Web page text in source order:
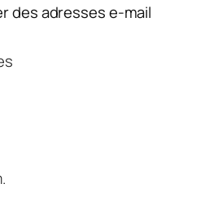
des adresses e-mail